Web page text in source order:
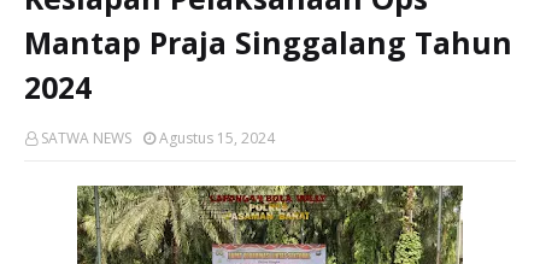
Mantap Praja Singgalang Tahun
2024
SATWA NEWS Agustus 15, 2024